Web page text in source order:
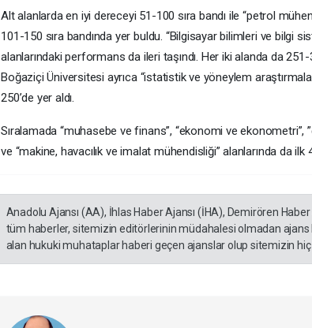
Alt alanlarda en iyi dereceyi 51-100 sıra bandı ile “petrol
101-150 sıra bandında yer buldu. “Bilgisayar bilimleri ve bilgi
alanlarındaki performans da ileri taşındı. Her iki alanda da
Boğaziçi Üniversitesi ayrıca “istatistik ve yöneylem
250’de yer aldı.
Sıralamada “muhasebe ve finans”, “ekonomi ve ekonometri”,
ve “makine, havacılık ve imalat mühendisliği” alanlarında da ilk
Anadolu Ajansı (AA), İhlas Haber Ajansı (İHA), Demirören
tüm haberler, sitemizin editörlerinin müdahalesi olmadan
alan hukuki muhataplar haberi geçen ajanslar olup sitemizin